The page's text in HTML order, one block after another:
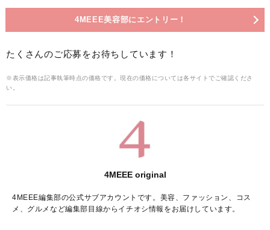
4MEEE美容部にエントリー！
たくさんのご応募をお待ちしています！
※表示価格は記事執筆時点の価格です。現在の価格については各サイトでご確認くださ
い。
4MEEE original
4MEEE編集部の公式サブアカウントです。美容、ファッション、コス
メ、グルメなど編集部目線からイチオシ情報をお届けしています。